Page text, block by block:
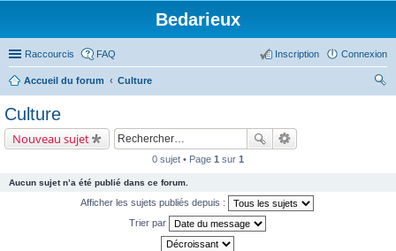
Bedarieux
Raccourcis FAQ Connexion
Inscription
Accueil du forum
Culture
Culture
Nouveau sujet
0 sujet • Page 1 sur 1
Aucun sujet n’a été publié dans ce forum.
Afficher les sujets publiés depuis :
Trier par